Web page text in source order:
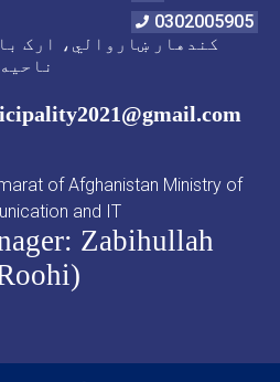
0302005905
کندهار ښاروالي، ارک
of Afghanistan Ministry of
and IT
Zabihullah